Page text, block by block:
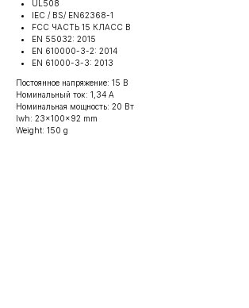
UL508
IEC / BS/ EN62368-1
FCC ЧАСТЬ 15 КЛАСС В
EN 55032: 2015
EN 610000-3-2: 2014
EN 61000-3-3: 2013
Постоянное напряжение: 15 В
Номинальный ток: 1,34 А
Номинальная мощность: 20 Вт
lwh: 23x100x92 mm
Weight: 150 g